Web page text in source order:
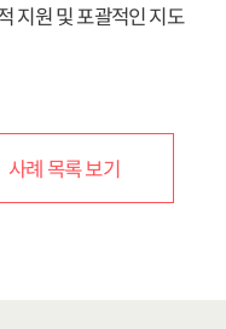
지원 및 포괄적인 지도
사례 목록 보기